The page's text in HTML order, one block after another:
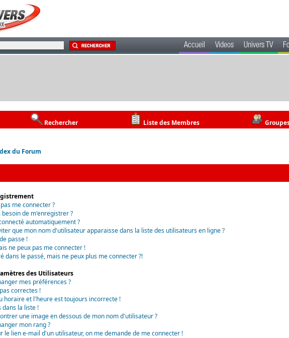
Accueil Videos Univers TV
Rechercher Liste des Membres
du Forum
me connecter ?
de m'enregistrer ?
automatiquement ?
que mon nom d'utilisateur apparaisse dans la liste des utilisateurs en ligne ?
passe !
ne peux pas me connecter !
dans le passé, mais ne peux plus me connecter ?!
des Utilisateurs
mes préférences ?
correctes !
horaire et l'heure est toujours incorrecte !
dans la liste !
une image en dessous de mon nom d'utilisateur ?
mon rang ?
le lien e-mail d'un utilisateur, on me demande de me connecter !